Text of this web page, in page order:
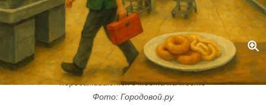
«Пройдите сюда»: почему в магазинах кассиры постоянно
пересаживаются с места на место
Фото: Городовой.ру